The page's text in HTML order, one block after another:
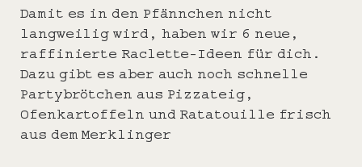
Damit es in den Pfännchen nicht
langweilig wird, haben wir 6 neue,
raffinierte Raclette-Ideen für dich.
Dazu gibt es aber auch noch schnelle
Partybrötchen aus Pizzateig,
Ofenkartoffeln und Ratatouille frisch
aus dem Merklinger